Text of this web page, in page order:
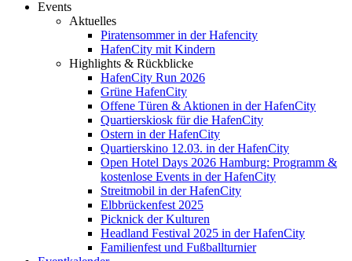
Events
Aktuelles
Piratensommer in der Hafencity
HafenCity mit Kindern
Highlights & Rückblicke
HafenCity Run 2026
Grüne HafenCity
Offene Türen & Aktionen in der HafenCity
Quartierskiosk für die HafenCity
Ostern in der HafenCity
Quartierskino 12.03. in der HafenCity
Open Hotel Days 2026 Hamburg: Programm &
kostenlose Events in der HafenCity
Streitmobil in der HafenCity
Elbbrückenfest 2025
Picknick der Kulturen
Headland Festival 2025 in der HafenCity
Familienfest und Fußballturnier